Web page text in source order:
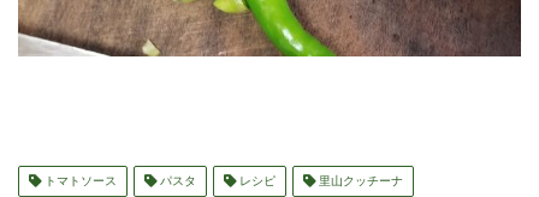
トマトソース パスタ レシピ 里山クッチーナ